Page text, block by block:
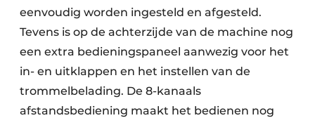
eenvoudig worden ingesteld en afgesteld.
Tevens is op de achterzijde van de machine nog
een extra bedieningspaneel aanwezig voor het
in- en uitklappen en het instellen van de
trommelbelading. De 8-kanaals
afstandsbediening maakt het bedienen nog